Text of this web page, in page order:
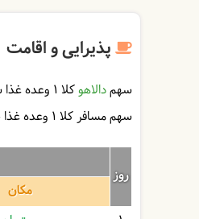
پذیرایی و اقامت
سهمدالاهوکلا 1 وعده غذا شامل:
سهم مسافر کلا 1 وعده غذا شامل:
روز
مکان